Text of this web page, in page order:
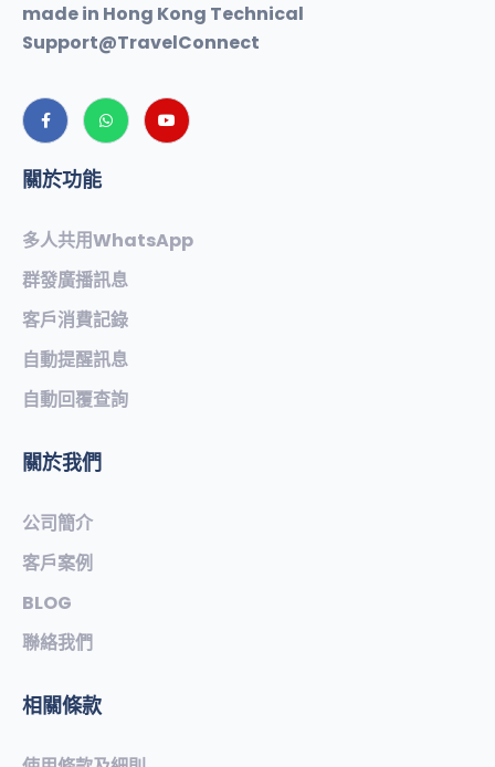
made in Hong Kong Technical
Support@TravelConnect
關於功能
多人共用WhatsApp
群發廣播訊息
客戶消費記錄
自動提醒訊息
自動回覆查詢
關於我們
公司簡介
客戶案例
BLOG
聯絡我們
相關條款